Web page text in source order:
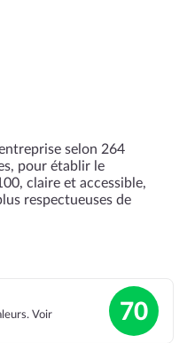
selon 264
pour établir le
claire et accessible,
respectueuses de
Voir
70